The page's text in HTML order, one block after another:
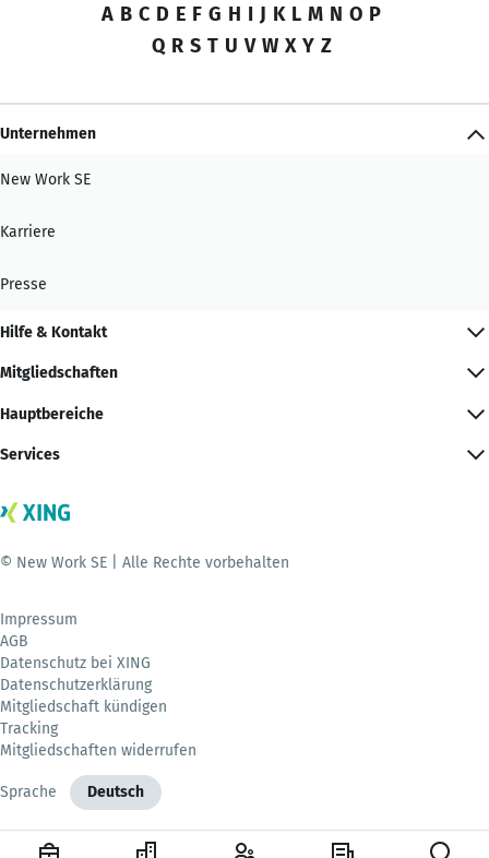
A B C D E F G H I J K L M N O P
Q R S T U V W X Y Z
Unternehmen
New Work SE
Karriere
Presse
Hilfe & Kontakt
Mitgliedschaften
Hauptbereiche
Services
© New Work SE | Alle Rechte vorbehalten
Impressum
AGB
Datenschutz bei XING
Datenschutzerklärung
Mitgliedschaft kündigen
Tracking
Mitgliedschaften widerrufen
Sprache Deutsch